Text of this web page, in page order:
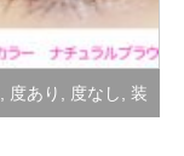
度あり 度なし 装